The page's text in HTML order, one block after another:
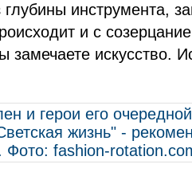
глубины инструмента,
и с
искусство.